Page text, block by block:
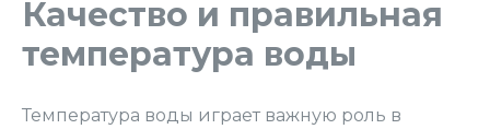
Качество и правильная
температура воды
Температура воды играет важную роль в